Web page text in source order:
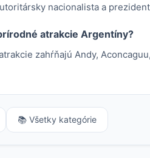
nacionalista a
atrakcie Argentíny?
zahŕňajú Andy,
📚 Všetky kategórie